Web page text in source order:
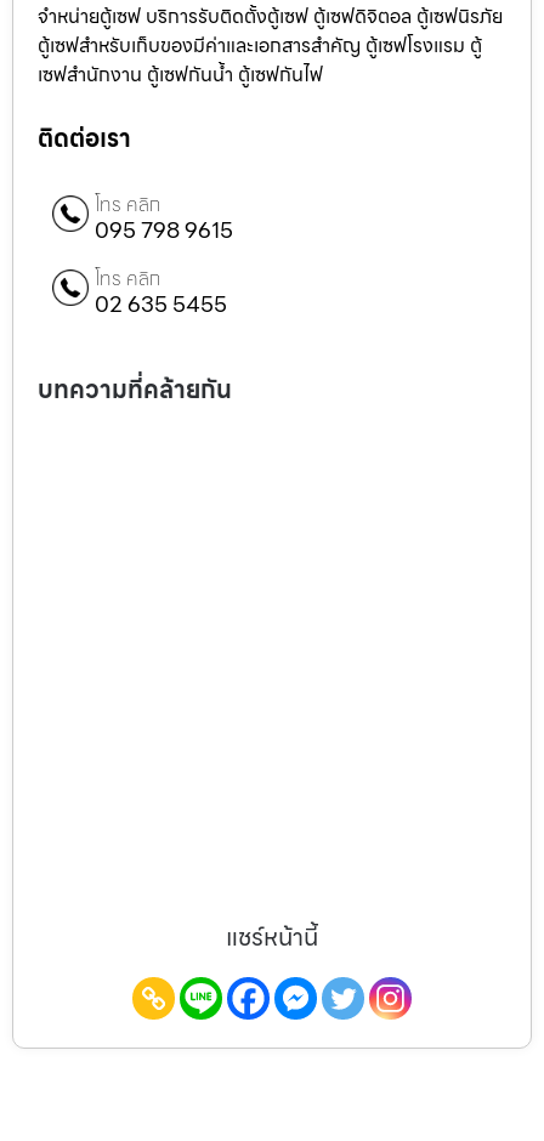
จำหน่ายตู้เซฟ บริการรับติดตั้งตู้เซฟ ตู้เซฟดิจิตอล ตู้เซฟนิรภัย
ตู้เซฟสำหรับเก็บของมีค่าและเอกสารสำคัญ ตู้เซฟโรงแรม ตู้
เซฟสำนักงาน ตู้เซฟกันน้ำ ตู้เซฟกันไฟ
ติดต่อเรา
โทร คลิก
095 798 9615
โทร คลิก
02 635 5455
บทความที่คล้ายกัน
แชร์หน้านี้